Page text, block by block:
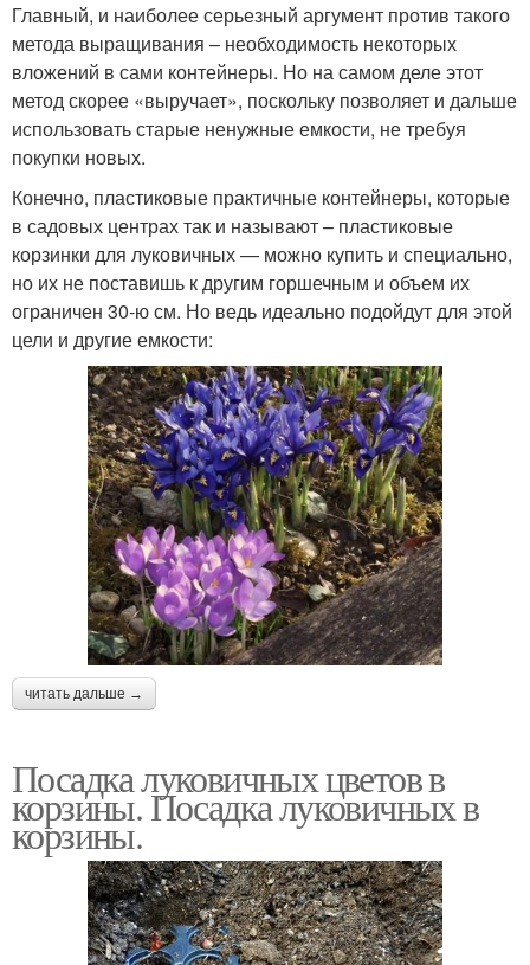
Главный, и наиболее серьезный аргумент против такого
метода выращивания – необходимость некоторых
вложений в сами контейнеры. Но на самом деле этот
метод скорее «выручает», поскольку позволяет и дальше
использовать старые ненужные емкости, не требуя
покупки новых.
Конечно, пластиковые практичные контейнеры, которые
в садовых центрах так и называют – пластиковые
корзинки для луковичных — можно купить и специально,
но их не поставишь к другим горшечным и объем их
ограничен 30-ю см. Но ведь идеально подойдут для этой
цели и другие емкости:
читать дальше →
Посадка луковичных цветов в
корзины. Посадка луковичных в
корзины.